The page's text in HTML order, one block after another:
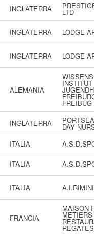
INGLATERRA LTD
INGLATERRA LODGE
INGLATERRA LODGE
ALEMANIA
INSTITUT
FREIBUG
INGLATERRA
DAY
ITALIA
ITALIA
ITALIA
FRANCIA
MAISON
REGATES